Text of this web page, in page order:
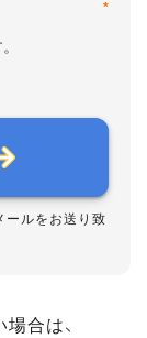
*
ールをお送り致
合は、